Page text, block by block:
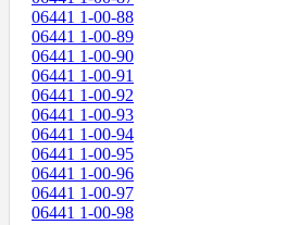
06441 1-00-88
06441 1-00-89
06441 1-00-90
06441 1-00-91
06441 1-00-92
06441 1-00-93
06441 1-00-94
06441 1-00-95
06441 1-00-96
06441 1-00-97
06441 1-00-98